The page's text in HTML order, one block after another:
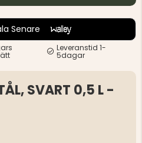
Senare
Leveranstid 1-
5dagar
SVART 0,5 L -